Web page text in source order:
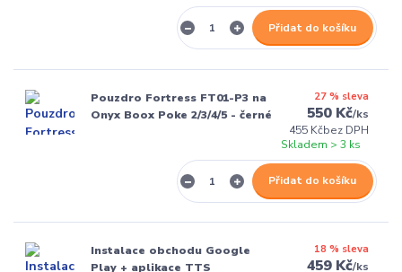
Přidat do košíku
Pouzdro Fortress FT01-P3 na
Onyx Boox Poke 2/3/4/5 - černé
27 % sleva
550 Kč/ks
455 Kčbez DPH
Skladem > 3 ks
Přidat do košíku
Instalace obchodu Google
Play + aplikace TTS
18 % sleva
459 Kč/ks